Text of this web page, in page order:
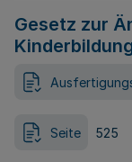
Gesetz zur
Seite 525